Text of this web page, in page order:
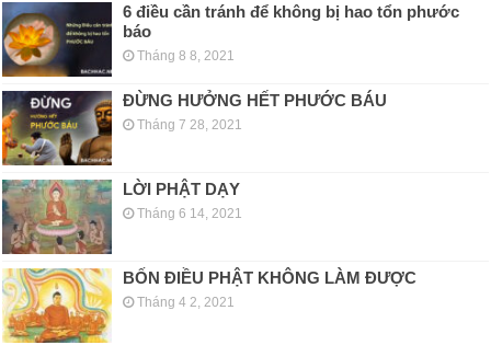
6 điều cần tránh để không bị hao tổn phước
báo
Tháng 8 8, 2021
ĐỪNG HƯỞNG HẾT PHƯỚC BÁU
Tháng 7 28, 2021
LỜI PHẬT DẠY
Tháng 6 14, 2021
BỐN ĐIỀU PHẬT KHÔNG LÀM ĐƯỢC
Tháng 4 2, 2021